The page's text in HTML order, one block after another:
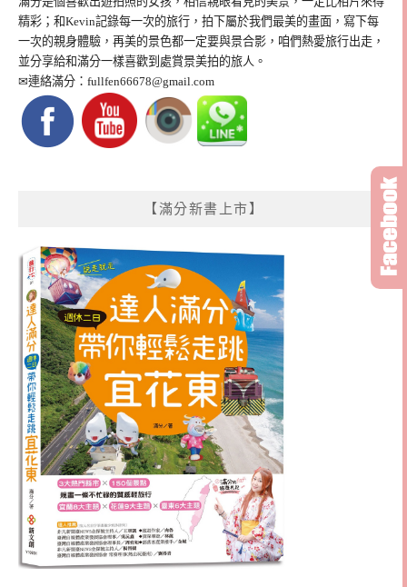
精彩；和Kevin記錄每一次的旅行，拍下屬於我們最美的畫面，寫下每
一次的親身體驗，再美的景色都一定要與景合影，咱們熱愛旅行出走，
並分享給和滿分一樣喜歡到處賞景美拍的旅人。
✉連絡滿分： fullfen66678@gmail.com
【滿分新書上市】